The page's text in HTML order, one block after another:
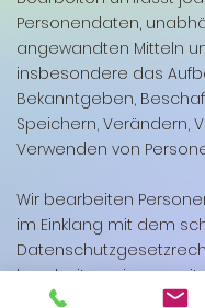
Personendaten,
angewandten Mitteln
insbesondere das
Bekanntgeben,
Speichern, Verändern,
Verwenden von
Wir bearbeiten
im Einklang mit dem
bearbeiten wir - soweit
EU-DSGVO anwendbar